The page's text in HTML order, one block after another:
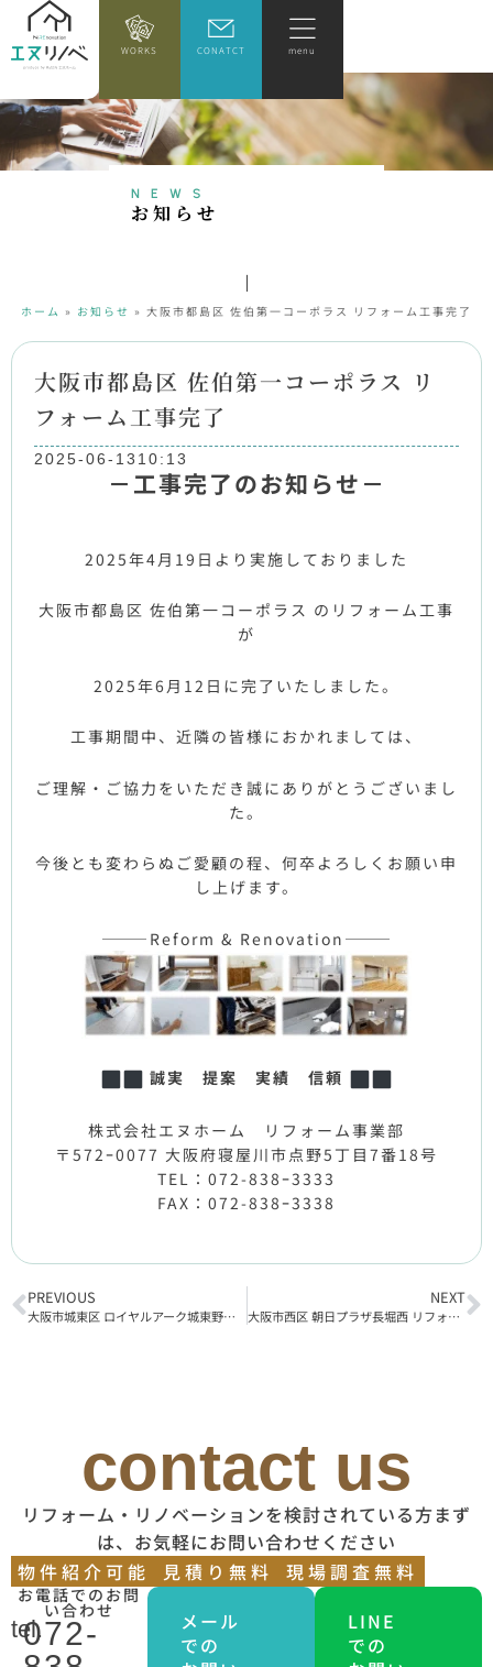
WORKS CONATCT menu
NEWS
お知 ら せ
ホーム » お知らせ » 大阪市都島区 佐伯第一コーポラス リフォーム工事完了
大阪市都島区 佐伯第一コーポラス リ
フォーム工事完了
2025-06-13 10:13
－工事完了のお知らせ－
2025年4月19日より実施しておりました
大阪市都島区 佐伯第一コーポラス のリフォーム工事
が
2025年6月12日に完了いたしました。
工事期間中、近隣の皆様におかれましては、
ご理解・ご協力をいただき誠にありがとうございまし
た。
今後とも変わらぬご愛顧の程、何卒よろしくお願い申
し上げます。
———Reform & Renovation———
誠実 提案 実績 信頼
株式会社エヌホーム リフォーム事業部
〒572ｰ0077 大阪府寝屋川市点野5丁目7番18号
TEL：072-838ｰ3333
FAX：072-838ｰ3338
PREVIOUS
大阪市城東区 ロイヤルアーク城東野江 リフォーム工事着工
NEXT
大阪市西区 朝日プラザ長堀西 リフォーム工事着工
contact us
リフォーム・リノベーションを検討されている方まず
は、お気軽にお問い合わせください
物件紹介可能
見積り無料 現場調査無料
お電話でのお問
い合わせ
tel.
072-
メール
での
LINE
での